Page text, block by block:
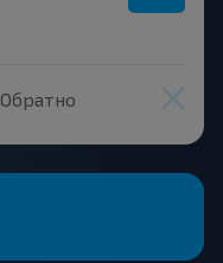
Обратно